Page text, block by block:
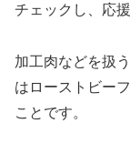
チェックし、応
加工肉などを扱
はローストビー
ことです。